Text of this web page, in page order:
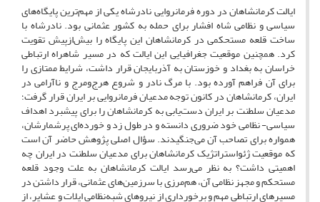
ایالت کرمانشاهان در دوره فرمانروایی نادرشاه یکی از مهم‌ترین پایگاه‌های
سیاسی و نظامی شاه افشار برای حمله به کشور عثمانی بود. نادرشاه با
ساخت قلعه مستحکمی در کرمانشاهان این پایگاه را بیش‌ازپیش تقویت
کرد. همچنین موقعیت جغرافیایی این ایالت که در مسیر شاهراه ارتباطی
خراسان به بغداد و خوزستان به آذربایجان قرار داشت، شرایط ممتازی را
برای آن فراهم آورده بود. با مرگ نادر و شروع هرج‌ومرج و ناآرامی در
ایران، کرمانشاهان در کانون توجه مدعیان فرمانروایی بر ایران قرار گرفت؛
مدعیان سلطنت بر ایران دست‌یابی به کرمانشاهان را برای پیشبرد اهداف
سیاسی- نظامی خود ضروری دانسته و در طول زد و خورده‌ای پرشمارشان،
همواره برای تصاحب آن می‌جنگیدند. سؤال اصلی پژوهش حاضر آن است
که موقعیت ژئواستراتژیک کرمانشاهان برای مدعیان سلطنت در ایران چه
اهمیتی داشت؟ به نظر می‌رسد ایالت کرمانشاهان به علت وجود قلعه
مستحکم و مجهز نظامی آن، هم‌مرزی با سرزمین‌های عثمانی، قرار داشتن در
مسیرهای ارتباطی مهم و برخورداری از نیروهای شبه‌نظامی ایلات و عشایر، از